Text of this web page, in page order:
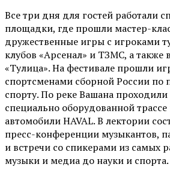
Все три дня для гостей работали
площадки, где прошли мастер-
дружественные игры с игроками
клубов «Арсенал» и ТЗМС, а также
«Тулица». На фестивале прошли
спортсменами сборной России по
спорту. По реке Вашана
специально оборудованной трассе
автомобили HAVAL. В лектории
пресс-конференции музыкантов,
и встречи со спикерами из самых
музыки и медиа до науки и спорта.